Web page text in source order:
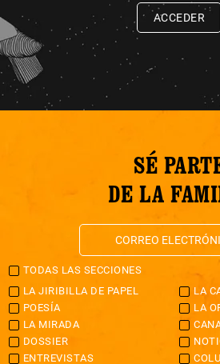
ACCEDER
SÉ
DE LA
TODAS LAS SECCIONES
LA JIRIBILLA DE PAPEL
LA
POESÍA
LA
LA MIRADA
DOSSIER
ENTREVISTAS